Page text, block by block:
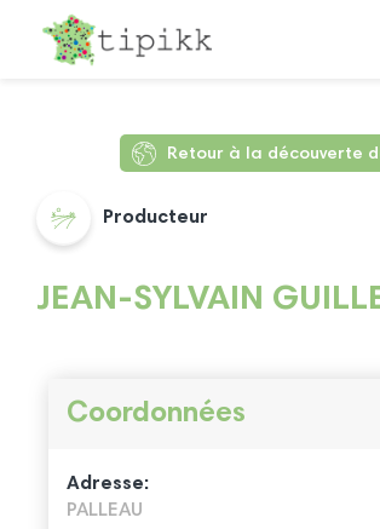
Retour à la découverte
Producteur
JEAN-SYLVAIN
Coordonnées
Adresse:
PALLEAU